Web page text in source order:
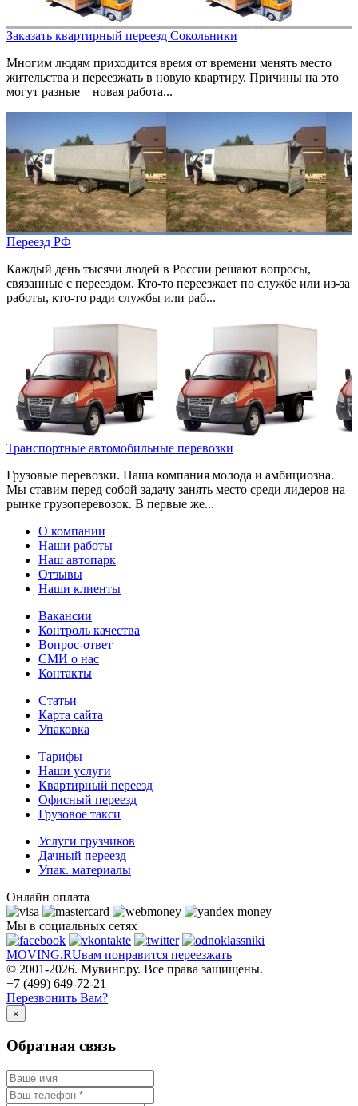
Заказать квартирный переезд Сокольники
Многим людям приходится время от времени менять место
жительства и переезжать в новую квартиру. Причины на это
могут разные – новая работа...
Переезд РФ
Каждый день тысячи людей в России решают вопросы,
связанные с переездом. Кто-то переезжает по службе или из-за
работы, кто-то ради службы или раб...
Транспортные автомобильные перевозки
Грузовые перевозки. Наша компания молода и амбициозна.
Мы ставим перед собой задачу занять место среди лидеров на
рынке грузоперевозок. В первые же...
О компании
Наши работы
Наш автопарк
Отзывы
Наши клиенты
Вакансии
Контроль качества
Вопрос-ответ
СМИ о нас
Контакты
Статьи
Карта сайта
Упаковка
Тарифы
Наши услуги
Квартирный переезд
Офисный переезд
Грузовое такси
Услуги грузчиков
Дачный переезд
Упак. материалы
Онлайн оплата
Мы в социальных сетях
MOVING.RUвам понравится переезжать
© 2001-2026. Мувинг.ру. Все права защищены.
+7 (499) 649-72-21
Перезвонить Вам?
×
Обратная связь